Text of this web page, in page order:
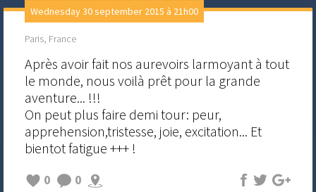
Wednesday 30 september 2015 à 21h00
Paris, France
Après avoir fait nos aurevoirs larmoyant à tout
le monde, nous voilà prêt pour la grande
aventure... !!!
On peut plus faire demi tour: peur,
apprehension,tristesse, joie, excitation... Et
bientot fatigue +++ !
0 0